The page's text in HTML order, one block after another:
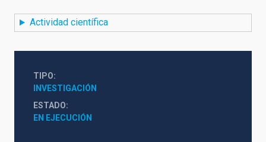
Actividad científica
TIPO
INVESTIGACIÓN
ESTADO
EN EJECUCIÓN